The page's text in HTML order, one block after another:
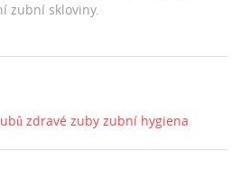
zubní skloviny.
zdravé zuby zubní hygiena